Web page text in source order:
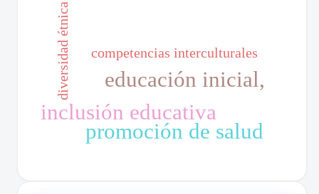
educación inicial,
inclusión educativa
promoción de salud
competencias interculturales
diversidad étnica